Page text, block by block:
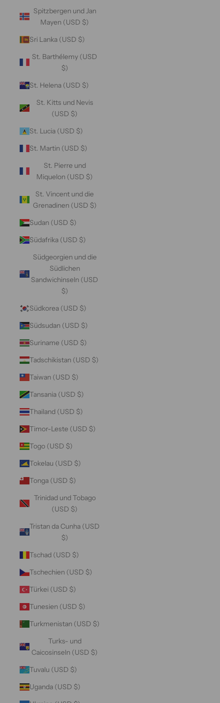
Spitzbergen und Jan
Mayen (USD $)
Sri Lanka (USD $)
St. Barthélemy (USD
$)
St. Helena (USD $)
St. Kitts und Nevis
(USD $)
St. Lucia (USD $)
St. Martin (USD $)
St. Pierre und
Miquelon (USD $)
St. Vincent und die
Grenadinen (USD $)
Sudan (USD $)
Südafrika (USD $)
Südgeorgien und die
Südlichen
Sandwichinseln (USD
$)
Südkorea (USD $)
Südsudan (USD $)
Suriname (USD $)
Tadschikistan (USD $)
Taiwan (USD $)
Tansania (USD $)
Thailand (USD $)
Timor-Leste (USD $)
Togo (USD $)
Tokelau (USD $)
Tonga (USD $)
Trinidad und Tobago
(USD $)
Tristan da Cunha (USD
$)
Tschad (USD $)
Tschechien (USD $)
Türkei (USD $)
Tunesien (USD $)
Turkmenistan (USD $)
Turks- und
Caicosinseln (USD $)
Tuvalu (USD $)
Uganda (USD $)